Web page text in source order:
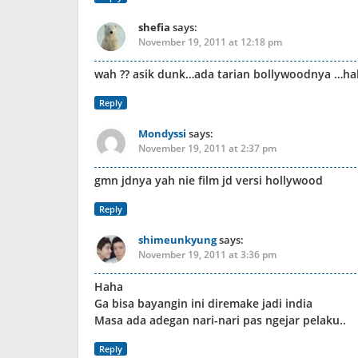
shefia says:
November 19, 2011 at 12:18 pm
wah ?? asik dunk…ada tarian bollywoodnya
Reply
Mondyssi says:
November 19, 2011 at 2:37 pm
gmn jdnya yah nie film jd versi hollywood
Reply
shimeunkyungsays:
November 19, 2011 at 3:36 pm
Haha
Ga bisa bayangin ini diremake jadi india
Masa ada adegan nari-nari pas ngejar pelaku..
Reply